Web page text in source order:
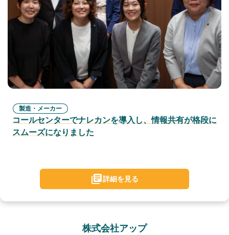
製造・メーカー
コールセンターでナレカンを導入し、情報共有が格段に
スムーズになりました
詳細を見る
株式会社アップ